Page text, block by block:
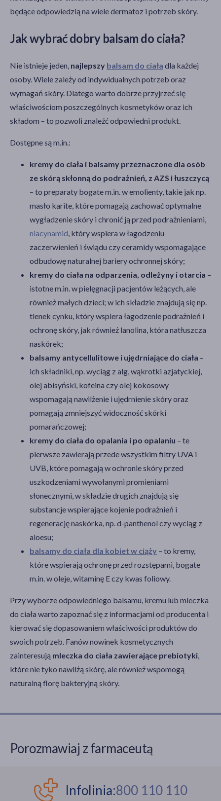
będące odpowiedzią na wiele dermatoz i potrzeb skóry.
Jak wybrać dobry balsam do ciała?
Nie istnieje jeden, najlepszy balsam do ciała dla każdej
osoby. Wiele zależy od indywidualnych potrzeb oraz
wymagań skóry. Dlatego warto dobrze przyjrzeć się
właściwościom poszczególnych kosmetyków oraz ich
składom – to pozwoli znaleźć odpowiedni produkt.
Dostępne są m.in.:
kremy do ciała i balsamy przeznaczone dla osób
ze skórą skłonną do podrażnień, z AZS i łuszczycą
– to preparaty bogate m.in. w emolienty, takie jak np.
masło karite, które pomagają zachować optymalne
wygładzenie skóry i chronić ją przed podrażnieniami,
niacynamid, który wspiera w łagodzeniu
zaczerwienień i świądu czy ceramidy wspomagające
odbudowę naturalnej bariery ochronnej skóry;
kremy do ciała na odparzenia, odleżyny i otarcia –
istotne m.in. w pielęgnacji pacjentów leżących, ale
również małych dzieci; w ich składzie znajdują się np.
tlenek cynku, który wspiera łagodzenie podrażnień i
ochronę skóry, jak również lanolina, która natłuszcza
naskórek;
balsamy antycellulitowe i ujędrniające do ciała –
ich składniki, np. wyciąg z alg, wąkrotki azjatyckiej,
olej abisyński, kofeina czy olej kokosowy
wspomagają nawilżenie i ujędrnienie skóry oraz
pomagają zmniejszyć widoczność skórki
pomarańczowej;
kremy do ciała do opalania i po opalaniu – te
pierwsze zawierają przede wszystkim filtry UVA i
UVB, które pomagają w ochronie skóry przed
uszkodzeniami wywołanymi promieniami
słonecznymi, w składzie drugich znajdują się
substancje wspierające kojenie podrażnień i
regenerację naskórka, np. d-panthenol czy wyciąg z
aloesu;
balsamy do ciała dla kobiet w ciąży – to kremy,
które wspierają ochronę przed rozstępami, bogate
m.in. w oleje, witaminę E czy kwas foliowy.
Przy wyborze odpowiedniego balsamu, kremu lub mleczka
do ciała warto zapoznać się z informacjami od producenta i
kierować się dopasowaniem właściwości produktów do
swoich potrzeb. Fanów nowinek kosmetycznych
zainteresują mleczka do ciała zawierające prebiotyki,
które nie tyko nawilżą skórę, ale również wspomogą
naturalną florę bakteryjną skóry.
Porozmawiaj z farmaceutą
Infolinia:800 110 110